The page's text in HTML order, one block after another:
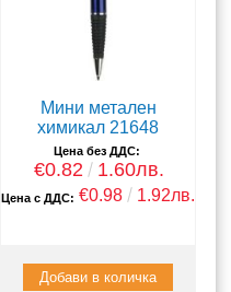
Мини метален
химикал 21648
Цена без ДДС:
€0.82 1.60лв.
Цена с ДДС: €0.98 1.92лв.